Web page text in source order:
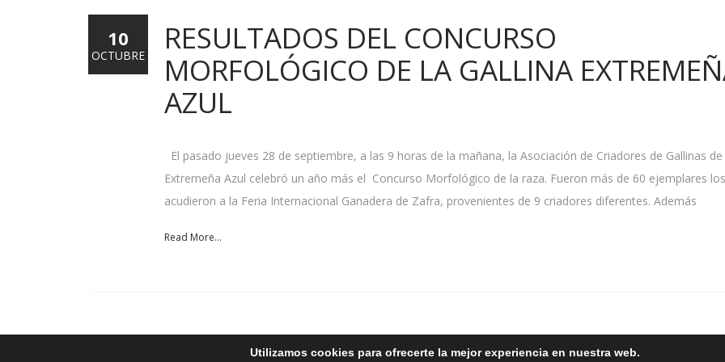
RESULTADOS DEL CONCURSO
MORFOLÓGICO DE LA GALLINA
AZUL
El pasado jueves 28 de septiembre, a las 9 horas de la mañana, la Asociación de Criadores de Gallinas de
Extremeña Azul celebró un año más el Concurso Morfológico de la raza. Fueron más de 60 ejemplares
acudieron a la Feria Internacional Ganadera de Zafra, provenientes de 9 criadores diferentes. Además
Read More...
10
OCTUBRE
Utilizamos cookies para ofrecerte la mejor experiencia en nuestra web.